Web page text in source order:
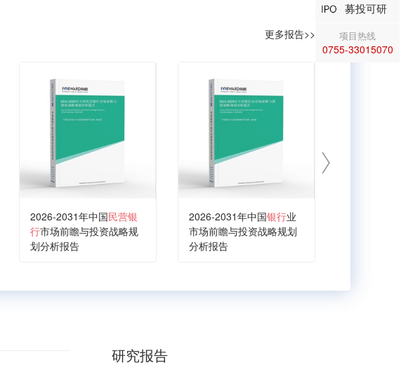
更多报告>>
2026-2031年中国民营银
行市场前瞻与投资战略规
划分析报告
2026-2031年中国银行业
市场前瞻与投资战略规划
分析报告
研究报告
募投可研
项目热线
0755-33015070